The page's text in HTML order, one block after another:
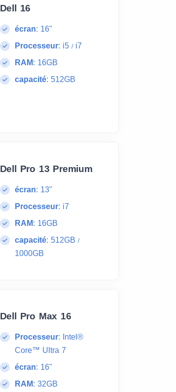
Dell 16
écran: 16"
Processeur: i5 /i7
RAM: 16GB
capacité: 512GB
Dell Pro 13 Premium
écran: 13"
Processeur: i7
RAM: 16GB
capacité: 512GB /
1000GB
Dell Pro Max 16
Processeur: Intel®
Core™ Ultra 7
écran: 16"
RAM: 32GB